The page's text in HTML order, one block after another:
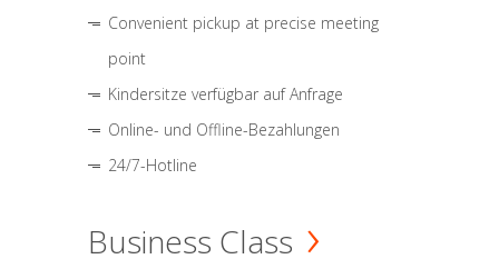
Convenient pickup at precise meeting
point
Kindersitze verfügbar auf Anfrage
Online- und Offline-Bezahlungen
24/7-Hotline
Business Class